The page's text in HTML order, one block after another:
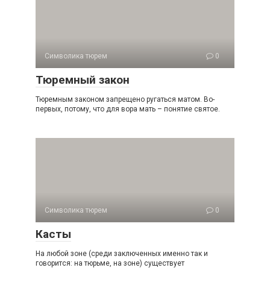
Символика тюрем 0
Тюремный закон
Тюремным законом запрещено ругаться матом. Во-
первых, потому, что для вора мать – понятие святое.
Символика тюрем 0
Касты
На любой зоне (среди заключенных именно так и
говорится: на тюрьме, на зоне) существует